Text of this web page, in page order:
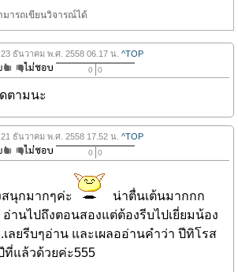
ารถเขียนวิจารณ์ได้
23 ธันวาคม พ.ศ. 2558 06.17 น. ^TOP
0 0
ตามนะ
21 ธันวาคม พ.ศ. 2558 17.52 น. ^TOP
0 0
สนุกมากๆค่ะ
น่าตื่นเต้นมากกก
อ่านไปถึงตอนสองแต่ต้องรีบไปเยี่ยมน้อง
ลยรีบๆอ่าน และเผลออ่านคำว่า ปีทิโรส
ที่แล้วด้วยค่ะ555